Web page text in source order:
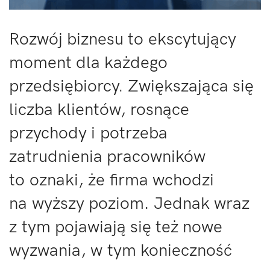
Rozwój biznesu to ekscytujący
moment dla każdego
przedsiębiorcy. Zwiększająca się
liczba klientów, rosnące
przychody i potrzeba
zatrudnienia pracowników
to oznaki, że firma wchodzi
na wyższy poziom. Jednak wraz
z tym pojawiają się też nowe
wyzwania, w tym konieczność